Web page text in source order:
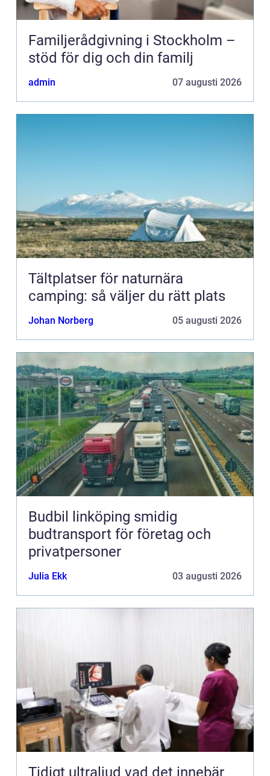
Familjerådgivning i Stockholm –
stöd för dig och din familj
admin 07 augusti 2026
Tältplatser för naturnära
camping: så väljer du rätt plats
Johan Norberg 05 augusti 2026
Budbil linköping smidig
budtransport för företag och
privatpersoner
Julia Ekk 03 augusti 2026
Tidigt ultraljud vad det innebär